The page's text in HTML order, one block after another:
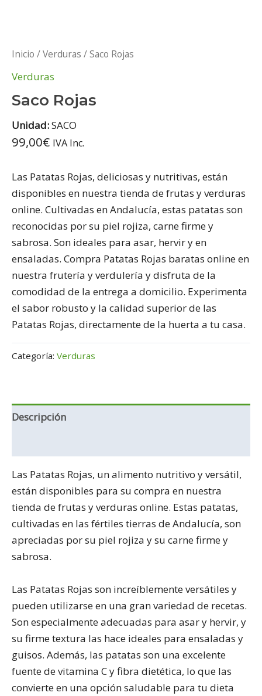
Inicio /Verduras / Saco Rojas
Verduras
Saco Rojas
Unidad:SACO
99,00€ IVA Inc.
Las Patatas Rojas, deliciosas y nutritivas, están
disponibles en nuestra tienda de frutas y verduras
online. Cultivadas en Andalucía, estas patatas son
reconocidas por su piel rojiza, carne firme y
sabrosa. Son ideales para asar, hervir y en
ensaladas. Compra Patatas Rojas baratas online en
nuestra frutería y verdulería y disfruta de la
comodidad de la entrega a domicilio. Experimenta
el sabor robusto y la calidad superior de las
Patatas Rojas, directamente de la huerta a tu casa.
Categoría: Verduras
Descripción
Las Patatas Rojas, un alimento nutritivo y versátil,
están disponibles para su compra en nuestra
tienda de frutas y verduras online. Estas patatas,
cultivadas en las fértiles tierras de Andalucía, son
apreciadas por su piel rojiza y su carne firme y
sabrosa.
Las Patatas Rojas son increíblemente versátiles y
pueden utilizarse en una gran variedad de recetas.
Son especialmente adecuadas para asar y hervir, y
su firme textura las hace ideales para ensaladas y
guisos. Además, las patatas son una excelente
fuente de vitamina C y fibra dietética, lo que las
convierte en una opción saludable para tu dieta